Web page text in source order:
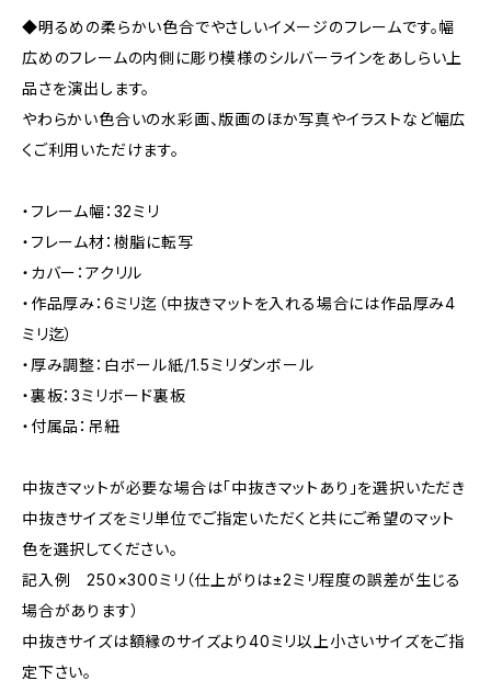
◆明るめの柔らかい色合でやさしいイメージのフレームです。幅
広めのフレームの内側に彫り模様のシルバーラインをあしらい上
品さを演出します。
やわらかい色合いの水彩画、版画のほか写真やイラストなど幅広
くご利用いただけます。
・フレーム幅：32ミリ
・フレーム材：樹脂に転写
・カバー：アクリル
・作品厚み：6ミリ迄（中抜きマットを入れる場合には作品厚み4
ミリ迄）
・厚み調整：白ボール紙/1.5ミリダンボール
・裏板：3ミリボード裏板
・付属品：吊紐
中抜きマットが必要な場合は「中抜きマットあり」を選択いただき
中抜きサイズをミリ単位でご指定いただくと共にご希望のマット
色を選択してください。
記入例 250×300ミリ（仕上がりは±2ミリ程度の誤差が生じる
場合があります）
中抜きサイズは額縁のサイズより40ミリ以上小さいサイズをご指
定下さい。